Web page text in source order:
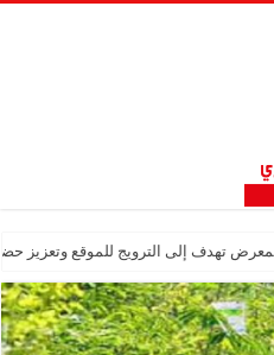
تهدف إلى الترويج للموقع وتعزيز